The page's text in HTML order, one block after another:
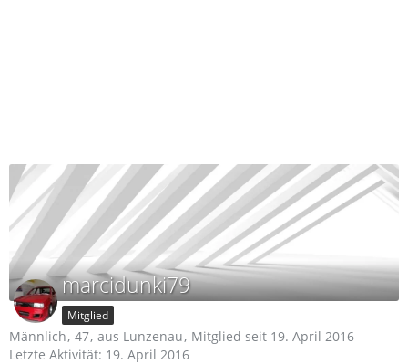
marcidunki79
Mitglied
Männlich 47 aus Lunzenau Mitglied seit 19. April 2016
Letzte Aktivität: 19. April 2016